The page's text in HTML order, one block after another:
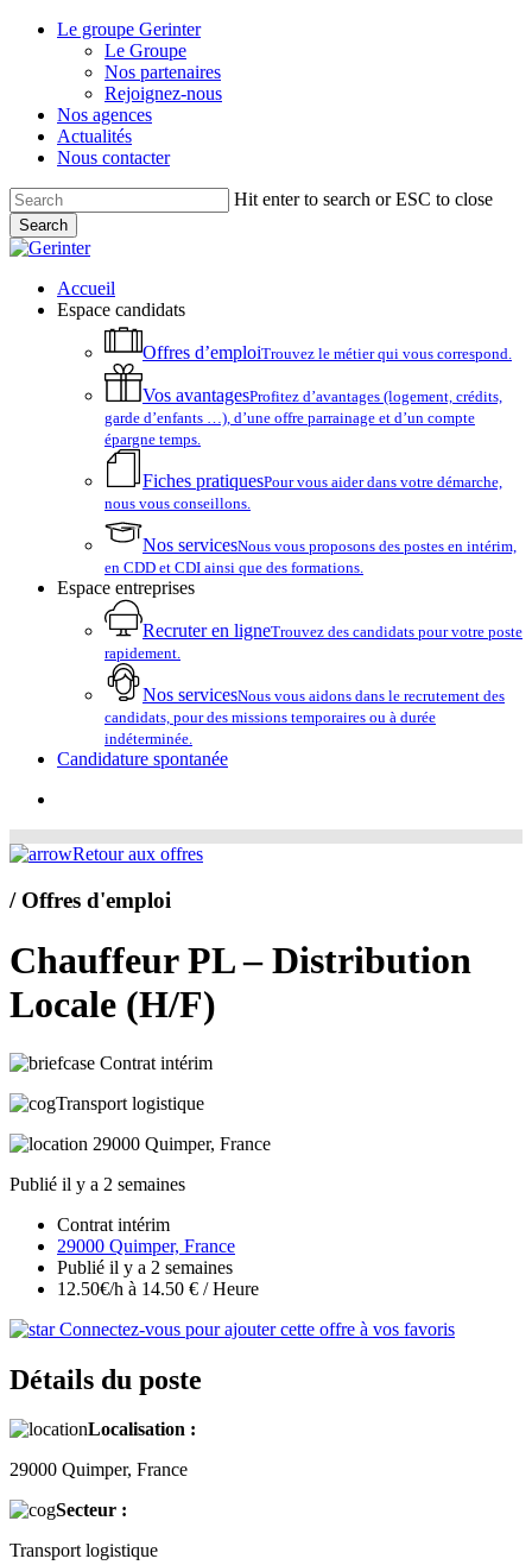
Skip
Le groupe Gerinter
Le Groupe
Nos partenaires
Rejoignez-nous
Nos agences
Actualités
Nous contacter
Hit enter to search or ESC to close
Search
Close
account
Menu
Accueil
Espace candidats
Offres d’emploiTrouvez le métier qui vous correspond.
Vos avantagesProfitez d’avantages (logement, crédits,
garde d’enfants …), d’une offre parrainage et d’un compte
épargne temps.
Fiches pratiquesPour vous aider dans votre démarche,
nous vous conseillons.
Nos servicesNous vous proposons des postes en intérim,
en CDD et CDI ainsi que des formations.
Espace entreprises
Recruter en ligneTrouvez des candidats pour votre poste
rapidement.
Nos servicesNous vous aidons dans le recrutement des
candidats, pour des missions temporaires ou à durée
indéterminée.
Candidature spontanée
Retour aux offres
/ Offres d'emploi
Chauffeur PL – Distribution
Locale (H/F)
Contrat intérim
Transport logistique
29000 Quimper, France
Publié il y a 2 semaines
Contrat intérim
29000 Quimper, France
Publié il y a 2 semaines
12.50€/h à 14.50 € / Heure
Connectez-vous pour ajouter cette offre à vos favoris
Détails du poste
Localisation :
29000 Quimper, France
Secteur :
Transport logistique